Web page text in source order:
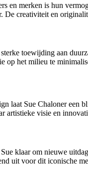
en merken is hun
De creativiteit en
toewijding aan
op het milieu te
laat Sue Chaloner
artistieke visie en
klaar om nieuwe
uit voor dit iconische